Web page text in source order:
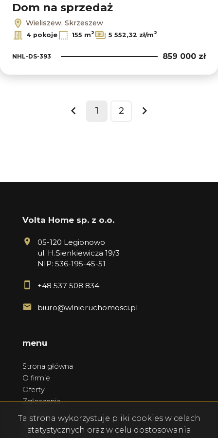
Dom na sprzedaż
Wieliszew, Skrzeszew
4 pokoje 155 m2 5 552,32 zł/m2
NHL-DS-393 859 000 zł
prev
1 2
next
Volta Home sp. z o.o.
05-120 Legionowo
ul. H.Sienkiewicza 19/3
NIP: 536-195-45-51
+48 537 508 834
biuro@wlnieruchomosci.pl
menu
Strona główna
O firmie
Oferty
Zgłoszenia
Ta strona wykorzystuje pliki cookies w celach
statystycznych oraz w celu dostosowania